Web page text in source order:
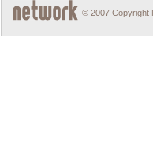
© 2007 Copyright